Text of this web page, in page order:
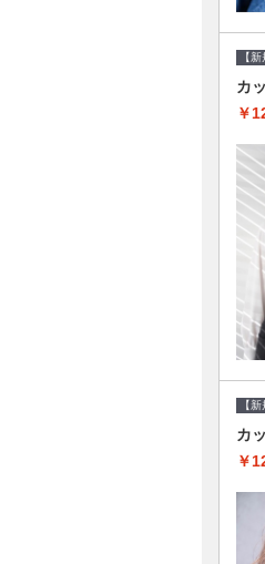
【
カ
￥
【
カ
￥